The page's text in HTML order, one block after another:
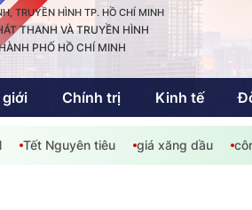
TRUYỀN HÌNH TP. HỒ CHÍ MINH
THANH VÀ TRUYỀN HÌNH
PHỐ HỒ CHÍ MINH
giới Chính trị Kinh tế
thao
Văn hóa - Giải
Tết Nguyên tiêu giá xăng dầu